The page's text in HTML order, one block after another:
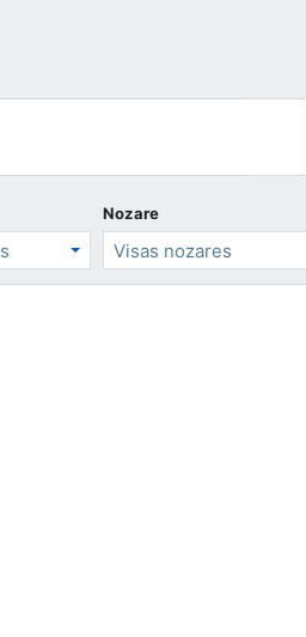
Nozare